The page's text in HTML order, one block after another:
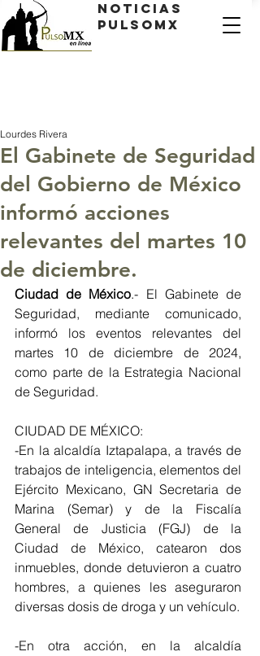
Noticias
PulsoMX
El Gabinete de Seguridad
del Gobierno de México
informó acciones
relevantes del martes 10
de diciembre.
Lourdes Rivera
Ciudad de México.- El Gabinete de
Seguridad, mediante comunicado,
informó los eventos relevantes del
martes 10 de diciembre de 2024,
como parte de la Estrategia Nacional
de Seguridad.
CIUDAD DE MÉXICO:
-En la alcaldía Iztapalapa, a través de
trabajos de inteligencia, elementos del
Ejército Mexicano, GN Secretaria de
Marina (Semar) y de la Fiscalía
General de Justicia (FGJ) de la
Ciudad de México, catearon dos
inmuebles, donde detuvieron a cuatro
hombres, a quienes les aseguraron
diversas dosis de droga y un vehículo.
-En otra acción, en la alcaldía